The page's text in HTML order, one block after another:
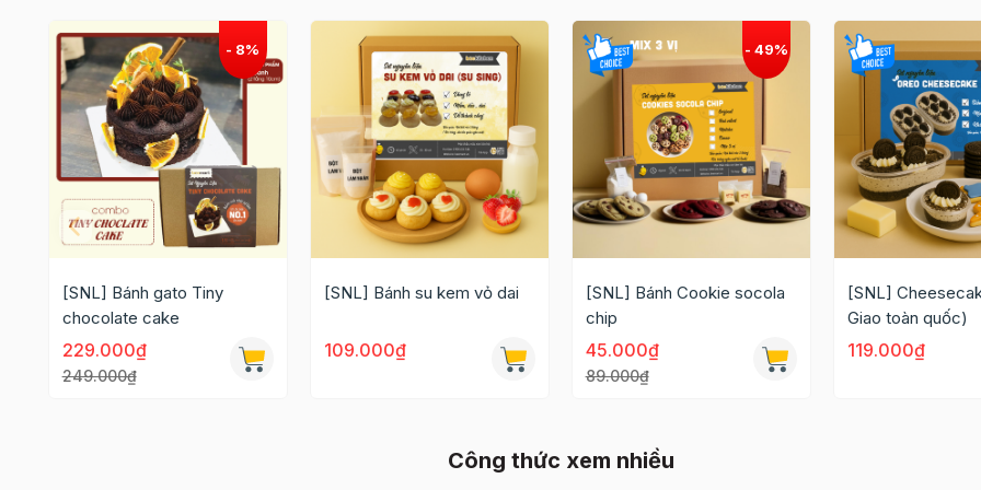
[SNL] Bánh gato Tiny
chocolate cake
229.000₫
249.000₫
[SNL] Bánh su kem vỏ dai
109.000₫
[SNL] Bánh Cookie socola
chip
45.000₫
89.000₫
[SNL]
Giao toàn quốc)
119.000₫
Công thức xem nhiều